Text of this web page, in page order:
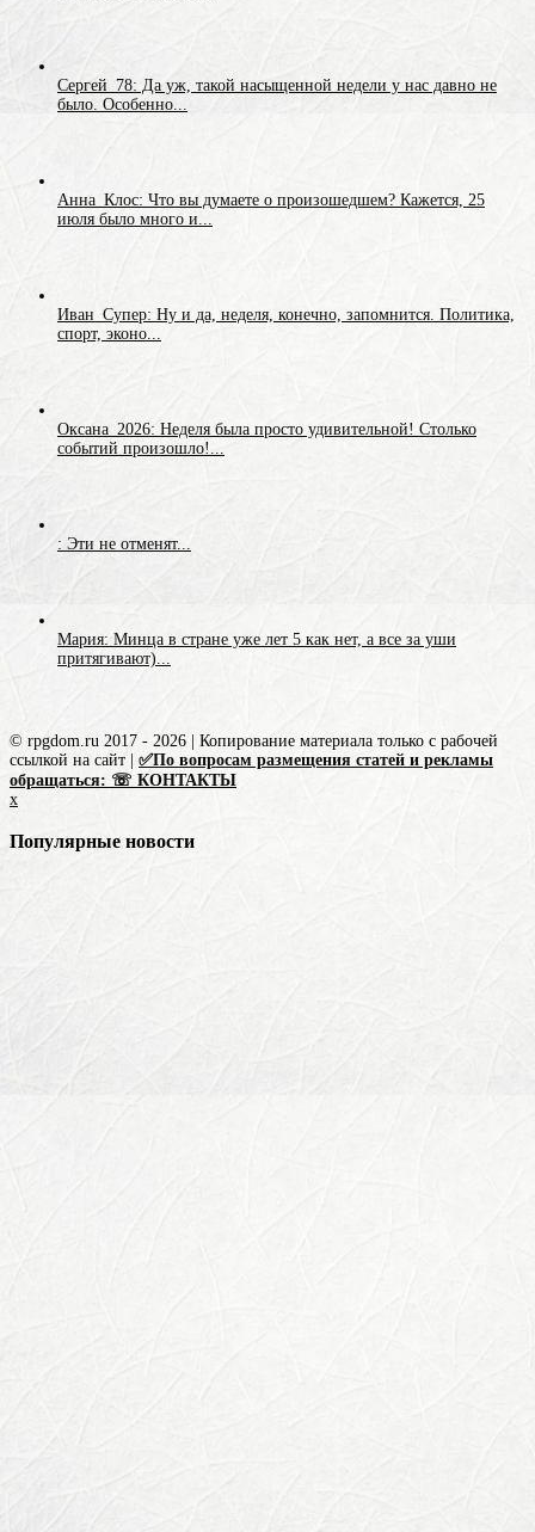
Сергей_78: Да уж, такой насыщенной недели у нас давно не
было. Особенно...
Анна_Клос: Что вы думаете о произошедшем? Кажется, 25
июля было много и...
Иван_Супер: Ну и да, неделя, конечно, запомнится. Политика,
спорт, эконо...
Оксана_2026: Неделя была просто удивительной! Столько
событий произошло!...
: Эти не отменят...
Мария: Минца в стране уже лет 5 как нет, а все за уши
притягивают)...
© rpgdom.ru 2017 - 2026 | Копирование материала только с рабочей
ссылкой на сайт | ✅По вопросам размещения статей и рекламы
обращаться: ☏ КОНТАКТЫ
x
Популярные новости